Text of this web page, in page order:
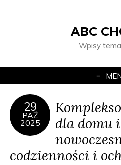
ABC
Wpisy
29
PAŹ
2025
dla domu
codzienności i